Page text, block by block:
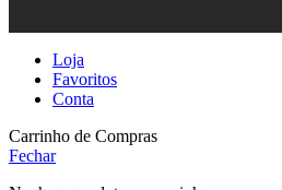
Loja
Favoritos
Conta
Carrinho de Compras
Fechar